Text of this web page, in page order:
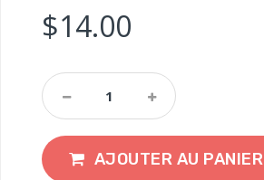
$14.00
AJOUTER AU PANIER